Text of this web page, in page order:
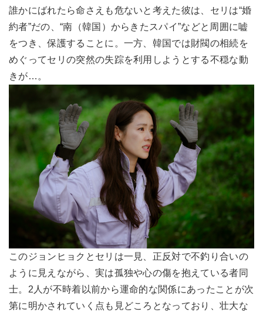
誰かにばれたら命さえも危ないと考えた彼は、セリは“婚
約者”だの、“南（韓国）からきたスパイ”などと周囲に嘘
をつき、保護することに。一方、韓国では財閥の相続を
めぐってセリの突然の失踪を利用しようとする不穏な動
きが…。
このジョンヒョクとセリは一見、正反対で不釣り合いの
ように見えながら、実は孤独や心の傷を抱えている者同
士。2人が不時着以前から運命的な関係にあったことが次
第に明かされていく点も見どころとなっており、壮大な